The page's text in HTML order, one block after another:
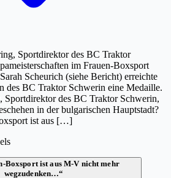
Sportdirektor des BC Traktor
im Frauen-Boxsport
Scheurich (siehe Bericht) erreichte
des BC Traktor Schwerin eine Medaille.
Sportdirektor des BC Traktor Schwerin,
in der bulgarischen Hauptstadt?
ist aus […]